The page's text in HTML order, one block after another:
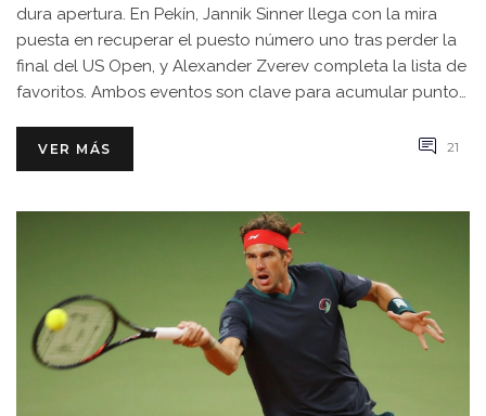
dura apertura. En Pekín, Jannik Sinner llega con la mira
puesta en recuperar el puesto número uno tras perder la
final del US Open, y Alexander Zverev completa la lista de
favoritos. Ambos eventos son clave para acumular puntos
VER MÁS 21